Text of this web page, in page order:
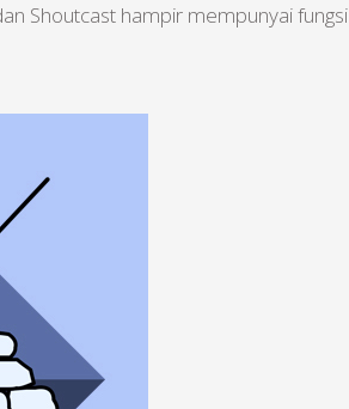
Shoutcast hampir mempunyai fungsi